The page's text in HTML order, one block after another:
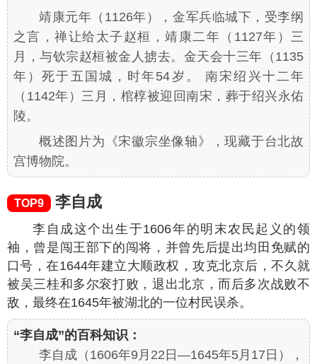
靖康元年（1126年），金军兵临城下，受李纲
之言，禅让给太子赵桓，靖康二年（1127年）三
月，与钦宗赵桓被金人掳去。金天会十三年（1135
年）死于五国城，时年54岁。 南宋绍兴十二年
（1142年）三月，棺椁被迎回南宋，葬于绍兴永佑
陵。
概述图片为《宋徽宗坐像轴》，现藏于台北故
宫博物院。
TOP9 李自成
李自成这个出生于1606年的明末农民起义的领
袖，曾是闯王部下的闯将，并曾先后提出均田免赋的
口号，在1644年建立大顺政权，攻克北京后，不久就
被吴三桂和多尔衮打败，退出北京，而后多次战败不
敌，最终在1645年被湖北的一位村民误杀。
“李自成”的百科知识：
李自成（1606年9月22日—1645年5月17日），